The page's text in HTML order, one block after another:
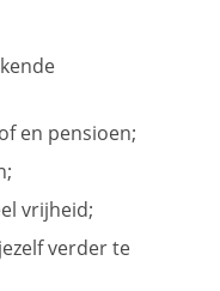
en pensioen;
vrijheid;
verder te